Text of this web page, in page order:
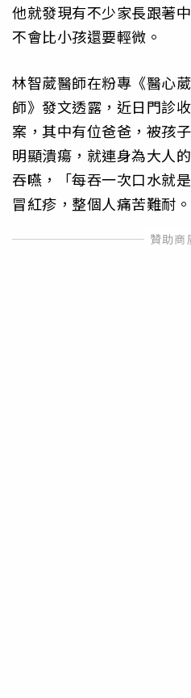
他就發現有不少家長跟著
不會比小孩還要輕微。
林智葳醫師在粉專《醫心
師》發文透露，近日門診
案，其中有位爸爸，被孩
明顯潰瘍，就連身為大人
吞嚥，「每吞一次口水就
冒紅疹，整個人痛苦難耐。